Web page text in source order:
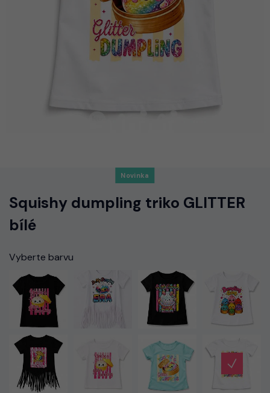
Novinka
Squishy dumpling triko GLITTER
bílé
Vyberte barvu